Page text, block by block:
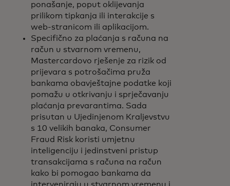
ponašanje, poput oklijevanja
prilikom tipkanja ili interakcije s
web-stranicom ili aplikacijom.
Specifično za plaćanja s računa na
račun u stvarnom vremenu,
Mastercardovo rješenje za rizik od
prijevara s potrošačima pruža
bankama obavještajne podatke koji
pomažu u otkrivanju i sprječavanju
plaćanja prevarantima. Sada
prisutan u Ujedinjenom Kraljevstvu
s 10 velikih banaka, Consumer
Fraud Risk koristi umjetnu
inteligenciju i jedinstveni pristup
transakcijama s računa na račun
kako bi pomogao bankama da